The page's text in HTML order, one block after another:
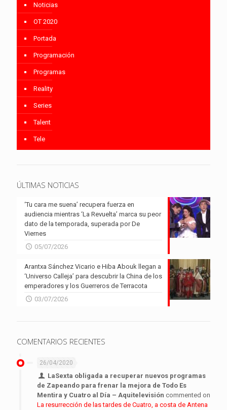
Noticias
OT 2020
Portada
Programación
Programas
Reality
Series
Talent
Tele
ÚLTIMAS NOTICIAS
‘Tu cara me suena’ recupera fuerza en
audiencia mientras ‘La Revuelta’ marca su peor
dato de la temporada, superada por De
Viernes
05/07/2026
Arantxa Sánchez Vicario e Hiba Abouk llegan a
‘Universo Calleja’ para descubrir la China de los
emperadores y los Guerreros de Terracota
03/07/2026
COMENTARIOS RECIENTES
26/04/2020
LaSexta obligada a recuperar nuevos programas
de Zapeando para frenar la mejora de Todo Es
Mentira y Cuatro al Día – Aquitelevisión commented on
La resurrección de las tardes de Cuatro, a costa de Antena